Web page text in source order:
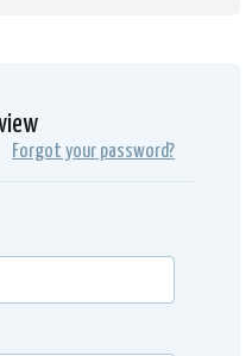
Forgot your password?